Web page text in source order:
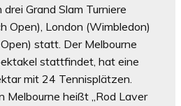
Grand Slam Turniere
Open), London (Wimbledon)
statt. Der Melbourne
stattfindet, hat eine
mit 24 Tennisplätzen.
Melbourne heißt „Rod Laver